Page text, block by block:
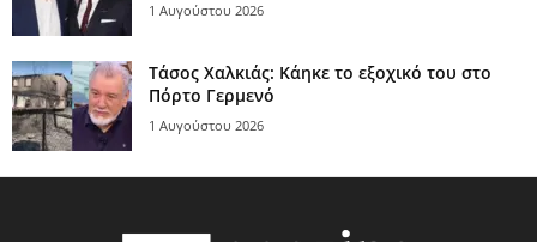
1 Αυγούστου 2026
Τάσος Χαλκιάς: Κάηκε το εξοχικό του στο
Πόρτο Γερμενό
1 Αυγούστου 2026